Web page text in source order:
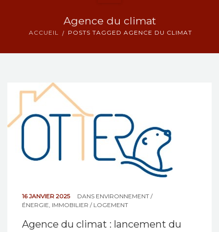
NOS ACTIONS
CONTACT
Agence du climat
ACCUEIL POSTS TAGGED AGENCE DU CLIMAT
16 JANVIER 2025 DANS ENVIRONNEMENT /
ÉNERGIE, IMMOBILIER / LOGEMENT
Agence du climat : lancement du